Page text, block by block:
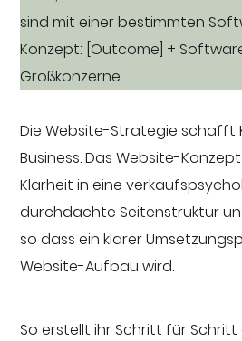
sind mit einer bestimmten
Konzept: [Outcome] +
Großkonzerne.
Die Website-Strategie schafft
Business. Das Website-
Klarheit in eine
durchdachte Seitenstruktur
so dass ein klarer
Website-Aufbau wird.
So erstellt ihr Schritt für